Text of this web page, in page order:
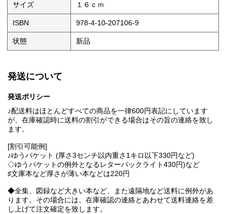
サイズ １６ｃｍ
ISBN 978-4-10-207106-9
状態 新品
発送について
発送ポリシー
♪配送料はほとんどすべての商品を一律600円表記にしています
が、在庫確認時に送料の割引ができる場合はその旨の連絡を致し
ます。
[割引可能例]
♪ゆうパケット (厚さ3センチ以内重さ1キロ以下330円など)
◇ゆうパケットの例外となるレターパックライト430円)など
♯文庫本など厚さが薄い本などは220円
◆全集、図録など大きい本など、また遠隔地など送料に例外があ
ります。その場合には、在庫確認の連絡とあわせて送料連絡を差
し上げて注文確定を致します。